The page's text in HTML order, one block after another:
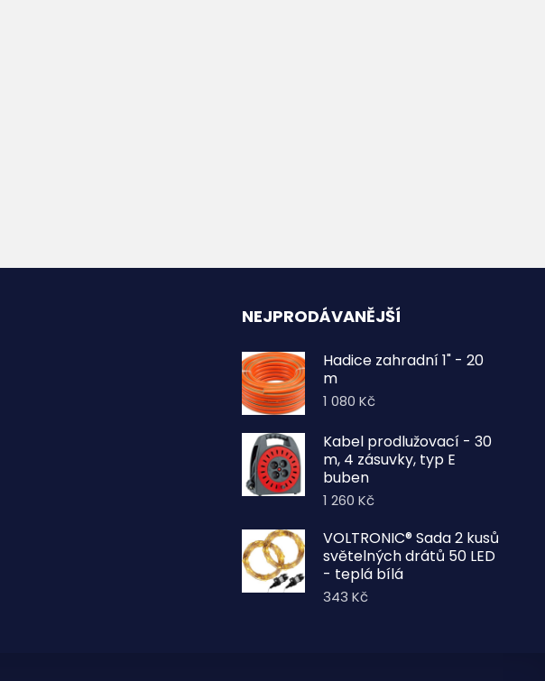
NEJPRODÁVANĚJŠÍ
Hadice zahradní 1" - 20
m
1 080 Kč
Kabel prodlužovací - 30
m, 4 zásuvky, typ E
buben
1 260 Kč
VOLTRONIC® Sada 2 kusů
světelných drátů 50 LED
- teplá bílá
343 Kč